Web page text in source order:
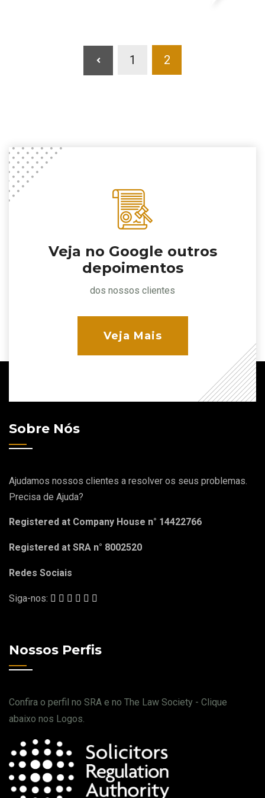
1 2
Veja no Google outros
depoimentos
dos nossos clientes
Veja Mais
Sobre Nós
Ajudamos nossos clientes a resolver os seus problemas.
Precisa de Ajuda?
Registered at Company House n° 14422766
Registered at SRA n° 8002520
Redes Sociais
Siga-nos:
Nossos Perfis
Confira o perfil no SRA e no The Law Society - Clique
abaixo nos Logos.